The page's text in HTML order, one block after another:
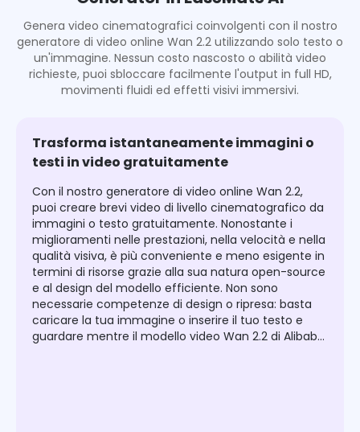
Genera video cinematografici coinvolgenti con il nostro
generatore di video online Wan 2.2 utilizzando solo testo o
un'immagine. Nessun costo nascosto o abilità video
richieste, puoi sbloccare facilmente l'output in full HD,
movimenti fluidi ed effetti visivi immersivi.
Trasforma istantaneamente immagini o
testi in video gratuitamente
Con il nostro generatore di video online Wan 2.2,
puoi creare brevi video di livello cinematografico da
immagini o testo gratuitamente. Nonostante i
miglioramenti nelle prestazioni, nella velocità e nella
qualità visiva, è più conveniente e meno esigente in
termini di risorse grazie alla sua natura open-source
e al design del modello efficiente. Non sono
necessarie competenze di design o ripresa: basta
caricare la tua immagine o inserire il tuo testo e
guardare mentre il modello video Wan 2.2 di Alibaba